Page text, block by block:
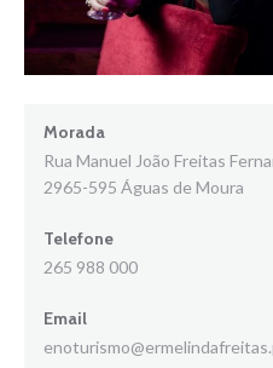
Morada
Rua Manuel João Freitas
2965-595 Águas de Moura
Telefone
265 988 000
Email